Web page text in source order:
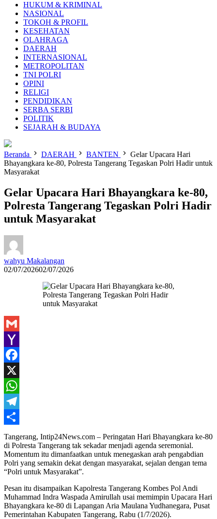
HUKUM & KRIMINAL
NASIONAL
TOKOH & PROFIL
KESEHATAN
OLAHRAGA
DAERAH
INTERNASIONAL
METROPOLITAN
TNI POLRI
OPINI
RELIGI
PENDIDIKAN
SERBA SERBI
POLITIK
SEJARAH & BUDAYA
Beranda DAERAH BANTEN
Gelar Upacara Hari
Bhayangkara ke-80, Polresta Tangerang Tegaskan Polri Hadir untuk
Masyarakat
Gelar Upacara Hari Bhayangkara ke-80,
Polresta Tangerang Tegaskan Polri Hadir
untuk Masyarakat
wahyu Makalangan
02/07/202602/07/2026
Gmail
Yahoo
Mail
Facebook
X
WhatsApp
Telegram
Share
Tangerang, Intip24News.com – Peringatan Hari Bhayangkara ke-80
di Polresta Tangerang tak sekadar menjadi agenda seremonial.
Momentum itu dimanfaatkan untuk menegaskan arah pengabdian
Polri yang semakin dekat dengan masyarakat, sejalan dengan tema
“Polri untuk Masyarakat”.
Pesan itu disampaikan Kapolresta Tangerang Kombes Pol Andi
Muhammad Indra Waspada Amirullah usai memimpin Upacara Hari
Bhayangkara ke-80 di Lapangan Aria Maulana Yudhanegara, Pusat
Pemerintahan Kabupaten Tangerang, Rabu (1/7/2026).